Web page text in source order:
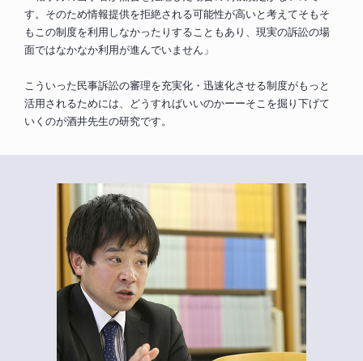
す。そのため情報提供を拒絶される可能性が高いと考えてそもそ
もこの制度を利用しなかったりすることもあり、現実の訴訟の場
面ではなかなか利用が進んでいません」
こういった民事訴訟の審理を充実化・迅速化させる制度がもっと
活用されるためには、どうすればいいのかーーそこを掘り下げて
いくのが酒井先生の研究です。